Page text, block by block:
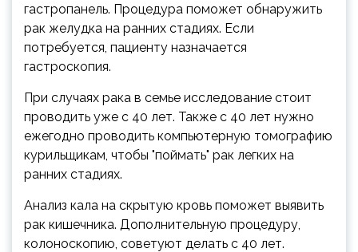
гастропанель. Процедура поможет обнаружить
рак желудка на ранних стадиях. Если
потребуется, пациенту назначается
гастроскопия.
При случаях рака в семье исследование стоит
проводить уже с 40 лет. Также с 40 лет нужно
ежегодно проводить компьютерную томографию
курильщикам, чтобы "поймать" рак легких на
ранних стадиях.
Анализ кала на скрытую кровь поможет выявить
рак кишечника. Дополнительную процедуру,
колоноскопию, советуют делать с 40 лет.